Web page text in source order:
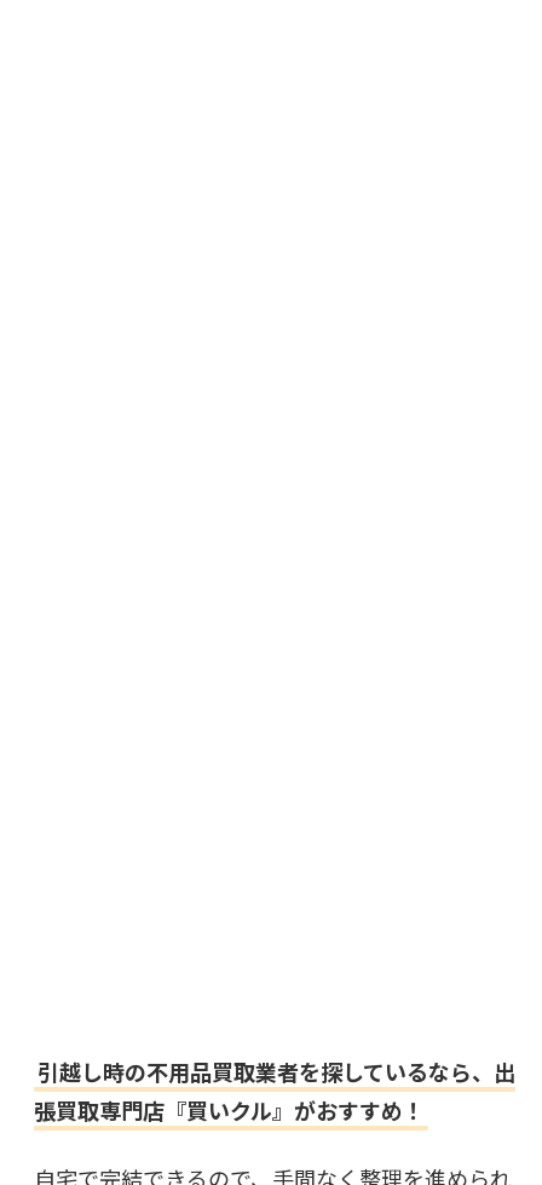
引越し時の不用品買取業者を探しているなら、出
張買取専門店『買いクル』がおすすめ！
自宅で完結できるので、手間なく整理を進められ